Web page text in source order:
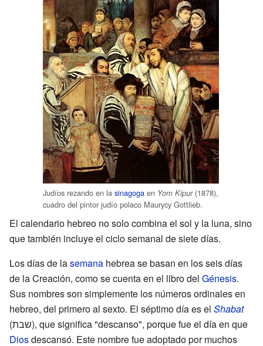
Judíos rezando en la sinagoga en Yom Kipur(1878),
cuadro del pintor judío polaco Maurycy Gottlieb.
El calendario hebreo no solo combina el sol y la luna, sino
que también incluye el ciclo semanal de siete días.
Los días de lasemana hebrea se basan en los seis días
de la Creación, como se cuenta en el libro del Génesis.
Sus nombres son simplemente los números ordinales en
hebreo, del primero al sexto. El séptimo día es el Shabat
(שבת), que significa "descanso", porque fue el día en que
Diosdescansó. Este nombre fue adoptado por muchos